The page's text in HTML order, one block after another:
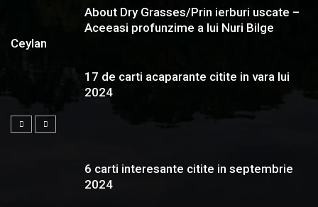
About Dry Grasses/Prin ierburi uscate –
Aceeasi profunzime a lui Nuri Bilge
Ceylan
17 de carti acaparante citite in vara lui
2024
6 carti interesante citite in septembrie
2024